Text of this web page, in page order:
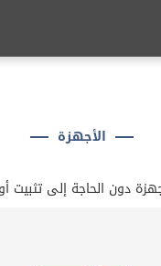
الأجهزة
دون الحاجة إلى